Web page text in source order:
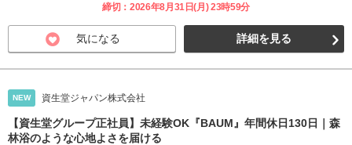
締切：2026年8月31日(月) 23時59分
気になる 詳細を見る
NEW 資生堂ジャパン株式会社
【資生堂グループ正社員】未経験OK『BAUM』年間休日130日｜森
林浴のような心地よさを届ける